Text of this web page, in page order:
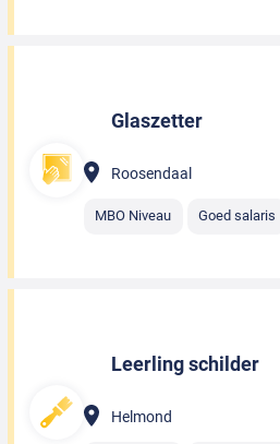
Glaszetter
Roosendaal
MBO Niveau Goed salaris
Leerling schilder
Helmond